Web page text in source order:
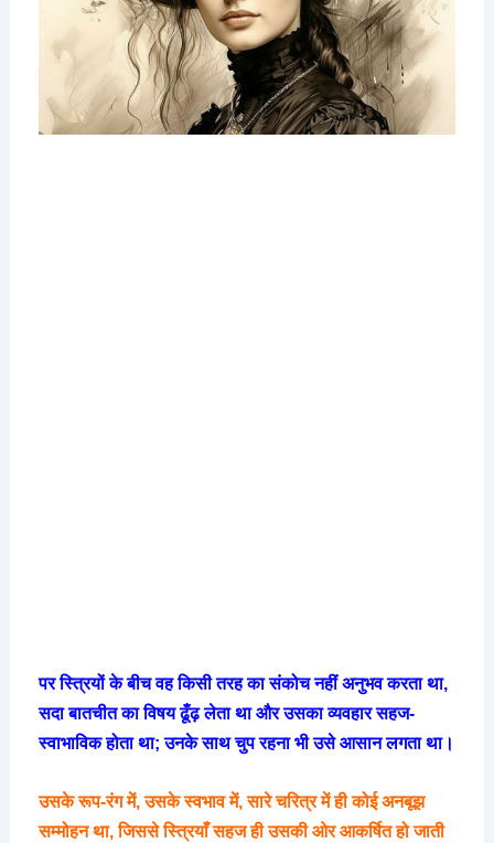
पर स्त्रियों के बीच वह किसी तरह का संकोच नहीं अनुभव करता था,
सदा बातचीत का विषय ढूँढ़ लेता था और उसका व्यवहार सहज-
स्वाभाविक होता था; उनके साथ चुप रहना भी उसे आसान लगता था।
उसके रूप-रंग में, उसके स्वभाव में, सारे चरित्र में ही कोई अनबूझ
सम्मोहन था, जिससे स्त्रियाँ सहज ही उसकी ओर आकर्षित हो जाती